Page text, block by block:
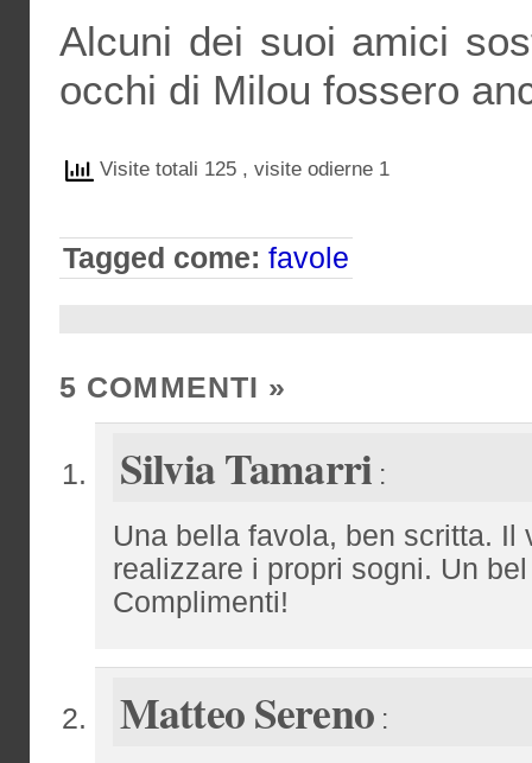
Alcuni dei suoi amici
occhi di Milou fossero
Visite totali 125 , visite odierne 1
Tagged come: favole
5 COMMENTI »
Silvia Tamarri :
Una bella favola, ben scritta. Il
realizzare i propri sogni. Un
Complimenti!
Matteo Sereno: